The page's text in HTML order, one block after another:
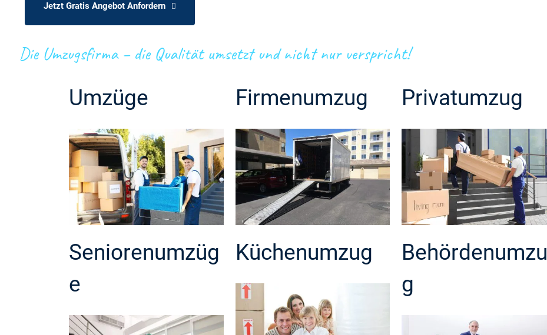
Jetzt Gratis Angebot Anfordern
Die Umzugsfirma – die Qualität umsetzt und nicht nur verspricht!
Umzüge Firmenumzug Privatumzug
Seniorenumzüg
e
Küchenumzug
Behördenumzu
g